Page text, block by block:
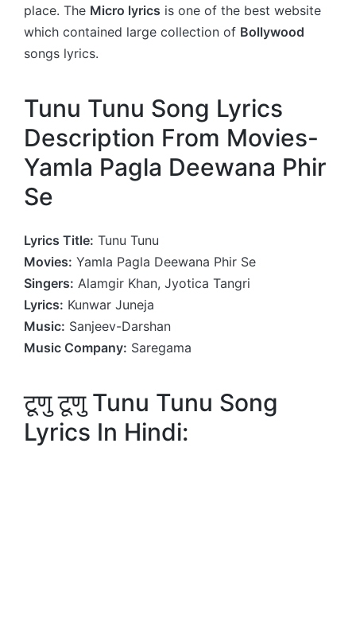
place. The Micro lyrics is one of the best website
which contained large collection of Bollywood
songs lyrics.
Tunu Tunu Song Lyrics
Description From Movies-
Yamla Pagla Deewana Phir
Se
Lyrics Title: Tunu Tunu
Movies: Yamla Pagla Deewana Phir Se
Singers: Alamgir Khan, Jyotica Tangri
Lyrics: Kunwar Juneja
Music: Sanjeev-Darshan
Music Company: Saregama
टूणु टूणु Tunu Tunu Song
Lyrics In Hindi: